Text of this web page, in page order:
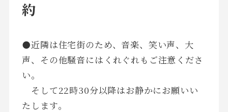
約
⚫近隣は住宅街のため、音楽、笑い声、大
声、その他騒音にはくれぐれもご注意くださ
い。
そして22時30分以降はお静かにお願いい
たします。